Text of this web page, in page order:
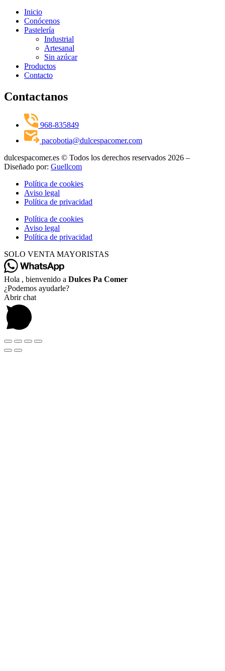
Inicio
Conócenos
Pastelería
Industrial
Artesanal
Sin azúcar
Productos
Contacto
Contactanos
968-835849
pacobotia@dulcespacomer.com
dulcespacomer.es © Todos los derechos reservados 2026 –
Diseñado por: Guellcom
Política de cookies
Aviso legal
Política de privacidad
Política de cookies
Aviso legal
Política de privacidad
SOLO VENTA MAYORISTAS
Hola , bienvenido a Dulces Pa Comer
¿Podemos ayudarle?
Abrir chat